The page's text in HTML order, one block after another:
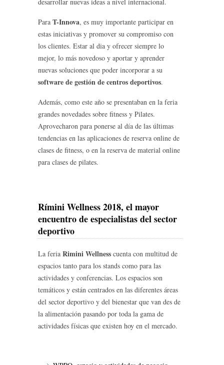
Para T-Innova, es muy importante participar en
estas iniciativas y promover su compromiso con
los clientes. Estar al dia y ofrecer siempre lo
mejor, lo más novedoso y aportar y aprender
nuevas soluciones que poder incorporar a su
software de gestión de centros deportivos.
Además, como este año se presentaban en la feria
grandes novedades sobre fitness y Pilates.
Aprovecharon para ponerse al día de las últimas
tendencias en las aplicaciones de reserva online de
clases de fitness, o en la reserva de material online
para clases de pilates.
Rímini Wellness 2018, el mayor
encuentro de especialistas del sector
deportivo
La feria Rimini Wellness cuenta con multitud de
espacios tanto para los stands como para las
actividades y conferencias. Los espacios son
temáticos y están centrados en las diferentes áreas
del sector deportivo y del bienestar que van des de
la alimentación pasando por toda la gama de
actividades físicas que existen hoy en el mercado.